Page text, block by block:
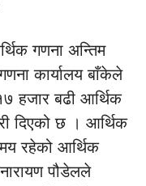
गणना अन्तिम
कार्यालय बाँकेले
हजार बढी आर्थिक
दिएको छ । आर्थिक
रहेको आर्थिक
पौडेलले